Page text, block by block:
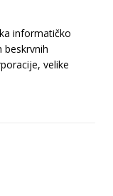
informatičko
beskrvnih
velike